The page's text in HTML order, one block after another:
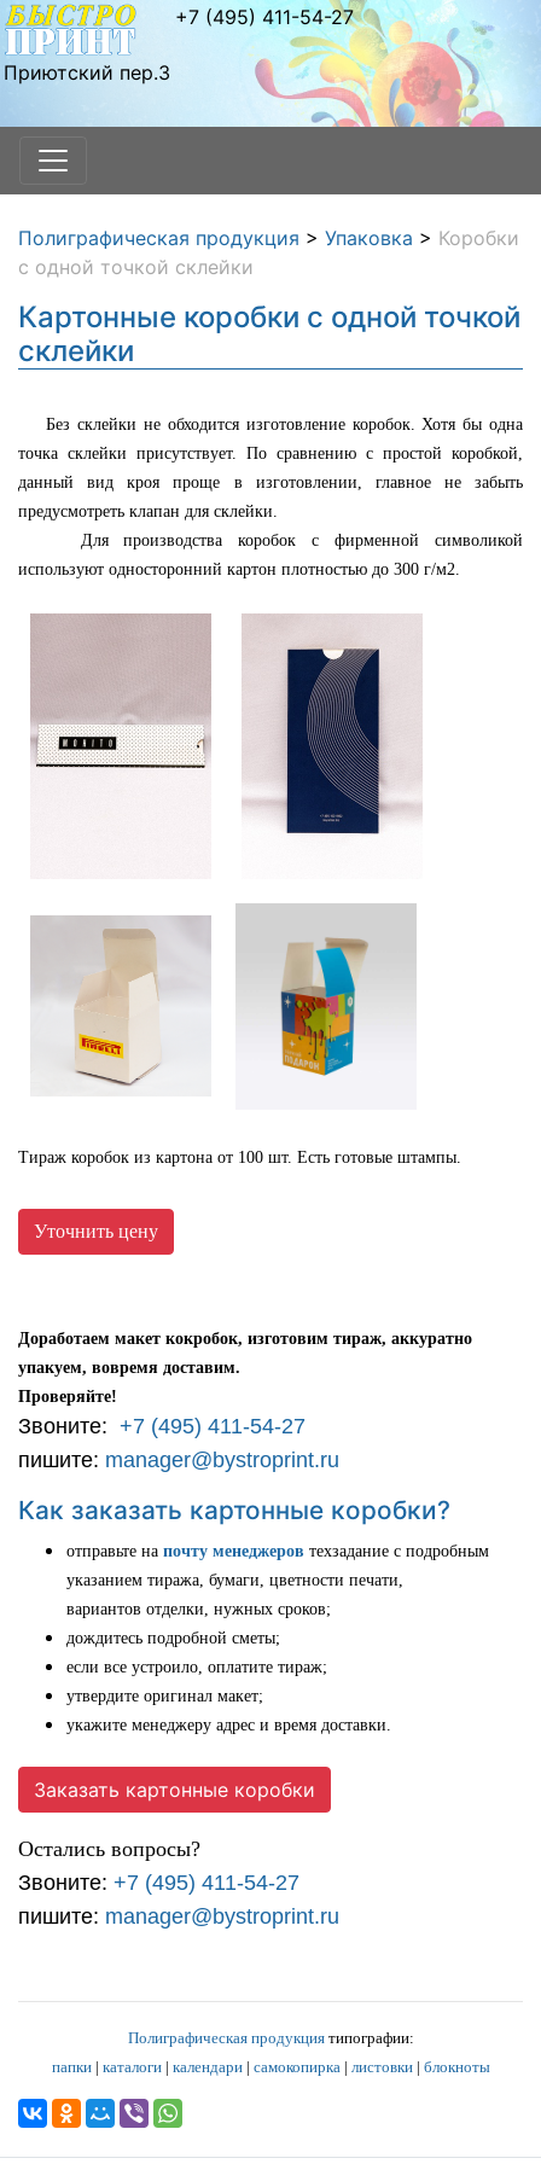
Приютский пер.3
+7 (495) 411-54-27
Полиграфическая продукция > Упаковка > Коробки
с одной точкой склейки
Картонные коробки с одной точкой
склейки
Без склейки не обходится изготовление коробок. Хотя бы одна
точка склейки присутствует. По сравнению с простой коробкой,
данный вид кроя проще в изготовлении, главное не забыть
предусмотреть клапан для склейки.
Для производства коробок с фирменной символикой
используют односторонний картон плотностью до 300 г/м2.
Тираж коробок из картона от 100 шт. Есть готовые штампы.
Уточнить цену
Доработаем макет кокробок, изготовим тираж, аккуратно
упакуем, вовремя доставим.
Проверяйте!
Звоните: +7 (495) 411-54-27
пишите: manager@bystroprint.ru
Как заказать картонные коробки?
отправьте на почту менеджеров техзадание с подробным
указанием тиража, бумаги, цветности печати,
вариантов отделки, нужных сроков;
дождитесь подробной сметы;
если все устроило, оплатите тираж;
утвердите оригинал макет;
укажите менеджеру адрес и время доставки.
Заказать картонные коробки
Остались вопросы?
Звоните: +7 (495) 411-54-27
пишите: manager@bystroprint.ru
Полиграфическая продукциятипографии:
папки| каталоги| календари| самокопирка | листовки| блокноты